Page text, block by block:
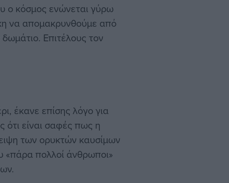
ο κόσμος ενώνεται γύρω
να απομακρυνθούμε από
Επιτέλους τον
έκανε επίσης λόγο για
ότι είναι σαφές πως η
των ορυκτών καυσίμων
«πάρα πολλοί άνθρωποι»